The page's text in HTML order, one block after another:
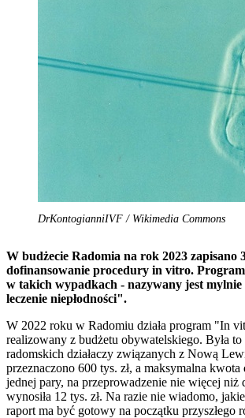
DrKontogianniIVF / Wikimedia Commons
W budżecie Radomia na rok 2023 zapisano
dofinansowanie procedury in vitro.
w takich wypadkach - nazywany jest
leczenie niepłodności".
W 2022 roku w Radomiu działa program "In
realizowany z budżetu obywatelskiego. Była
radomskich działaczy związanych z Nową
przeznaczono 600 tys. zł, a maksymalna
jednej pary, na przeprowadzenie nie więcej niż
wynosiła 12 tys. zł. Na razie nie wiadomo,
raport ma być gotowy na początku przyszłego